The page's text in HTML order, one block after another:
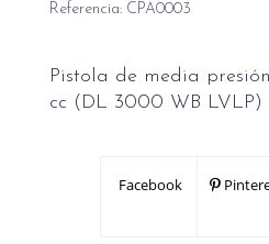
Referencia: CPA0003
Pistola de media
cc (DL 3000 WB LVLP)
Facebook